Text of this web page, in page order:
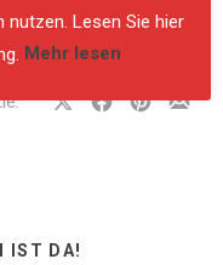
Auf
Auf
Auf
Teilen
IST DA!
nutzen. Lesen Sie hier
Mehr lesen